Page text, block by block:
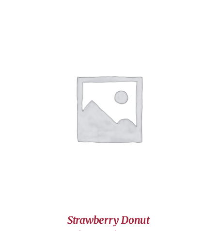
DÉTAILS
Strawberry Donut